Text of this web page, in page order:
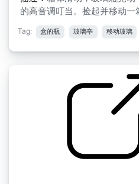
的高音调叮当。捡起并移动一
Tag: 盒的瓶 玻璃亭 移动玻璃